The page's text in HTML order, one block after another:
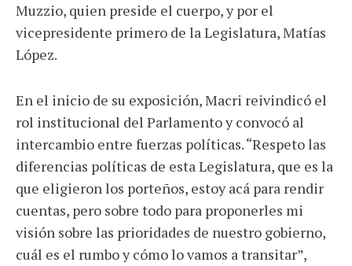
Muzzio, quien preside el cuerpo, y por el
vicepresidente primero de la Legislatura, Matías
López.
En el inicio de su exposición, Macri reivindicó el
rol institucional del Parlamento y convocó al
intercambio entre fuerzas políticas. “Respeto las
diferencias políticas de esta Legislatura, que es la
que eligieron los porteños, estoy acá para rendir
cuentas, pero sobre todo para proponerles mi
visión sobre las prioridades de nuestro gobierno,
cuál es el rumbo y cómo lo vamos a transitar”,